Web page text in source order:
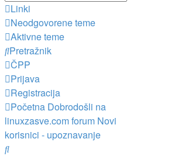
Linki
Neodgovorene teme
Aktivne teme
Pretražnik
ČPP
Prijava
Registracija
Početna Dobrodošli na
linuxzasve.com forum Novi
korisnici - upoznavanje
Pretražnik